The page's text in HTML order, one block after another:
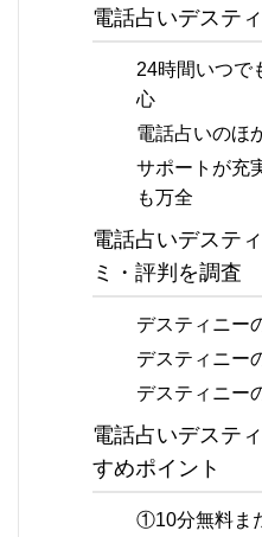
電話占いデステ
24時間いつで
心
電話占いのほ
サポートが充
も万全
電話占いデステ
ミ・評判を調査
デスティニー
デスティニー
デスティニー
電話占いデステ
すめポイント
①10分無料ま